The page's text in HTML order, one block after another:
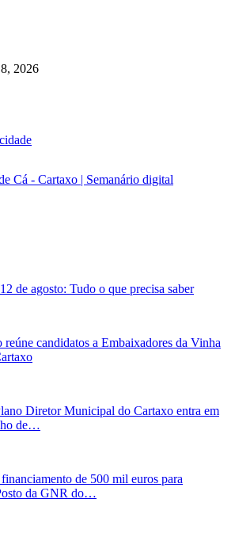
2026
Cá - Cartaxo | Semanário digital
de agosto: Tudo o que precisa saber
reúne candidatos a Embaixadores da Vinha
Diretor Municipal do Cartaxo entra em
de…
financiamento de 500 mil euros para
da GNR do…